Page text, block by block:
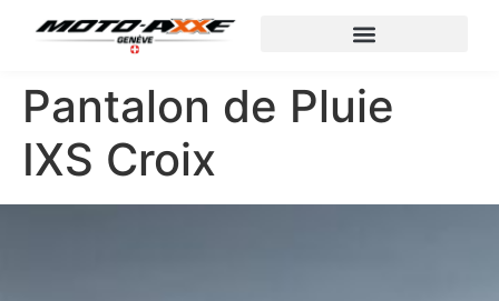
Pantalon de Pluie
IXS Croix